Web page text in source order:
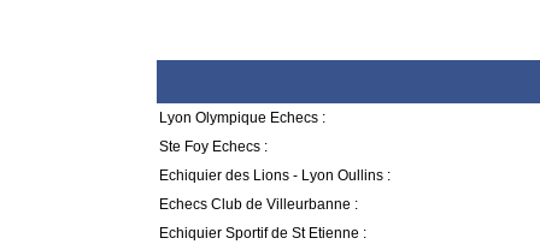
Lyon Olympique Echecs :
Ste Foy Echecs :
Echiquier des Lions - Lyon Oullins :
Echecs Club de Villeurbanne :
Echiquier Sportif de St Etienne :